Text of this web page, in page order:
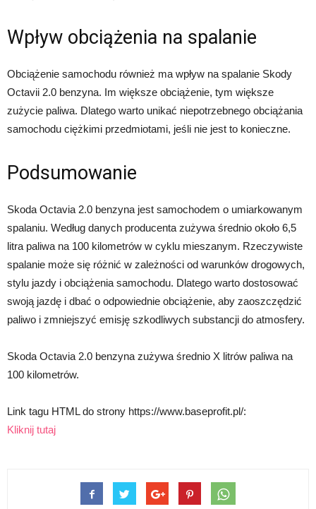
Wpływ obciążenia na spalanie
Obciążenie samochodu również ma wpływ na spalanie Skody
Octavii 2.0 benzyna. Im większe obciążenie, tym większe
zużycie paliwa. Dlatego warto unikać niepotrzebnego obciążania
samochodu ciężkimi przedmiotami, jeśli nie jest to konieczne.
Podsumowanie
Skoda Octavia 2.0 benzyna jest samochodem o umiarkowanym
spalaniu. Według danych producenta zużywa średnio około 6,5
litra paliwa na 100 kilometrów w cyklu mieszanym. Rzeczywiste
spalanie może się różnić w zależności od warunków drogowych,
stylu jazdy i obciążenia samochodu. Dlatego warto dostosować
swoją jazdę i dbać o odpowiednie obciążenie, aby zaoszczędzić
paliwo i zmniejszyć emisję szkodliwych substancji do atmosfery.
Skoda Octavia 2.0 benzyna zużywa średnio X litrów paliwa na
100 kilometrów.
Link tagu HTML do strony https://www.baseprofit.pl/:
Kliknij tutaj